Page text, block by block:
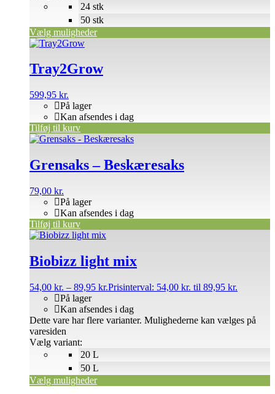
Vælg muligheder
24 stk
50 stk
Tray2Grow
599,95 kr.
På lager
Kan afsendes i dag
Tilføj til kurv
Grensaks – Beskæresaks
79,00 kr.
På lager
Kan afsendes i dag
Tilføj til kurv
Biobizz light mix
54,00 kr. – 89,95 kr.Prisinterval: 54,00 kr. til 89,95 kr.
På lager
Kan afsendes i dag
Vælg variant:
Vælg muligheder
Dette vare har flere varianter. Mulighederne kan vælges på
varesiden
20 L
50 L